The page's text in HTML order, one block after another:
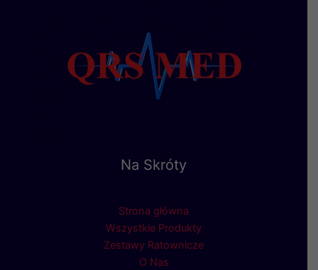
Na Skróty
Strona główna
Wszystkie Produkty
Zestawy Ratownicze
O Nas